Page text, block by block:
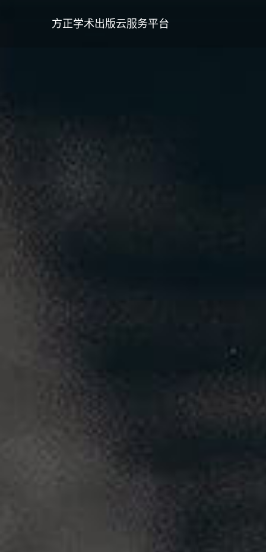
方正学术出版云服务平台